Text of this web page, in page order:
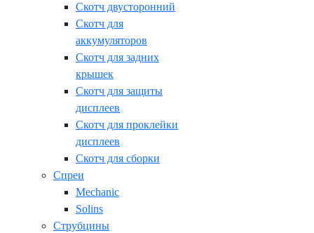
Скотч двусторонний
Скотч для
аккумуляторов
Скотч для задних
крышек
Скотч для защиты
дисплеев
Скотч для проклейки
дисплеев
Скотч для сборки
Спреи
Mechanic
Solins
Струбцины